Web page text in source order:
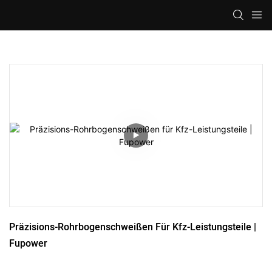
Präzisions-Rohrbogenschweißen Für Kfz-Leistungsteile |
Fupower